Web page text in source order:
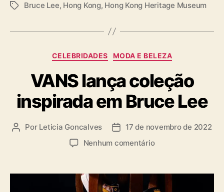
a
T
Bruce Lee, Hong Kong, Hong Kong Heritage Museum
C
t
e
g
o
i
a
CELEBRIDADES MODA E BELEZA
VANS lança coleção
inspirada em Bruce Lee
A
r
Por Leticia Goncalves
D
d
e
17 de novembro de 2022
Nenhum comentárioe
A
N